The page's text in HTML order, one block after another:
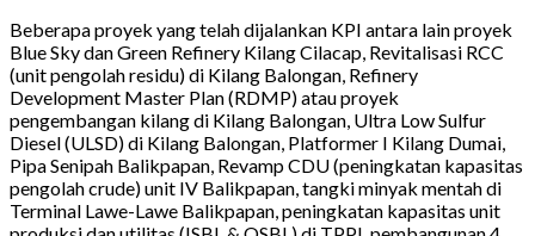
Beberapa proyek yang telah dijalankan KPI antara lain proyek
Blue Sky dan Green Refinery Kilang Cilacap, Revitalisasi RCC
(unit pengolah residu) di Kilang Balongan, Refinery
Development Master Plan (RDMP) atau proyek
pengembangan kilang di Kilang Balongan, Ultra Low Sulfur
Diesel (ULSD) di Kilang Balongan, Platformer I Kilang Dumai,
Pipa Senipah Balikpapan, Revamp CDU (peningkatan kapasitas
pengolah crude) unit IV Balikpapan, tangki minyak mentah di
Terminal Lawe-Lawe Balikpapan, peningkatan kapasitas unit